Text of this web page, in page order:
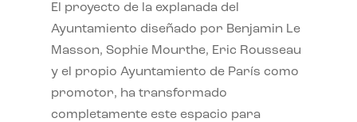
El proyecto de la explanada del
Ayuntamiento diseñado por Benjamin Le
Masson, Sophie Mourthe, Eric Rousseau
y el propio Ayuntamiento de París como
promotor, ha transformado
completamente este espacio para